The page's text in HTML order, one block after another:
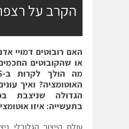
o
M
e
n
u
הקרב על
האם רובוטים דמויי
או שהקובוטים
האוטומציה? ואיך
הגדולה שניצבת
בתעשייה: איזו
עולם הייצור הגלובלי